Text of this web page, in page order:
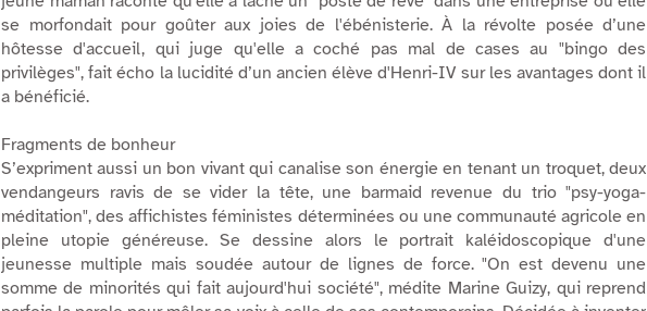
se morfondait pour goûter aux joies de l'ébénisterie. À la révolte posée d’une
hôtesse d'accueil, qui juge qu'elle a coché pas mal de cases au "bingo des
privilèges", fait écho la lucidité d’un ancien élève d'Henri-IV sur les avantages dont il
a bénéficié.
Fragments de bonheur
S’expriment aussi un bon vivant qui canalise son énergie en tenant un troquet, deux
vendangeurs ravis de se vider la tête, une barmaid revenue du trio "psy-yoga-
méditation", des affichistes féministes déterminées ou une communauté agricole en
pleine utopie généreuse. Se dessine alors le portrait kaléidoscopique d'une
jeunesse multiple mais soudée autour de lignes de force. "On est devenu une
somme de minorités qui fait aujourd'hui société", médite Marine Guizy, qui reprend